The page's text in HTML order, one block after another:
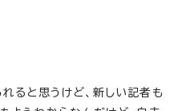
ると思うけど、新しい記者も